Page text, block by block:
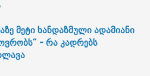
მეტი ხანდაზმული ადამიანი
- რა კადრებს